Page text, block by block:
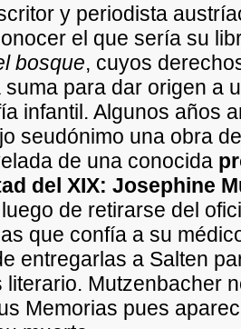
y periodista
el que sería su
bosque, cuyos
suma para dar origen a
infantil. Algunos años
seudónimo una obra
de una conocida
del XIX: Josephine
de retirarse del
que confía a su
entregarlas a Salten
literario. Mutzenbacher
Memorias pues